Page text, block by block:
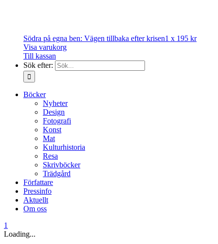
Södra på egna ben: Vägen tillbaka efter krisen1 x 195 kr
Visa varukorg
Till kassan
Sök efter:
Böcker
Nyheter
Design
Fotografi
Konst
Mat
Kulturhistoria
Resa
Skrivböcker
Trädgård
Författare
Pressinfo
Aktuellt
Om oss
1
Loading...